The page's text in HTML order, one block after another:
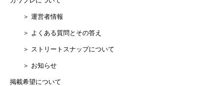
＞ 運営者情報
＞ よくある質問とその答え
＞ ストリートスナップについて
＞ お知らせ
掲載希望について